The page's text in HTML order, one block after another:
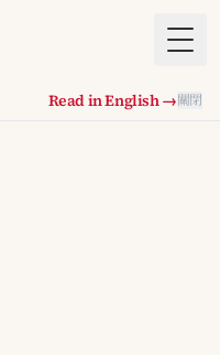
Read in English →關閉